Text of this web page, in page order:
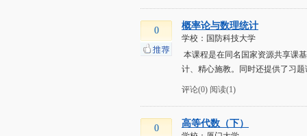
0 概率论与数理统计
学校：国防科技大学
本课程是在同名国家资源共享课
计、精心施教。同时还提供了习
评论(0) 阅读(1)
0 高等代数（下）